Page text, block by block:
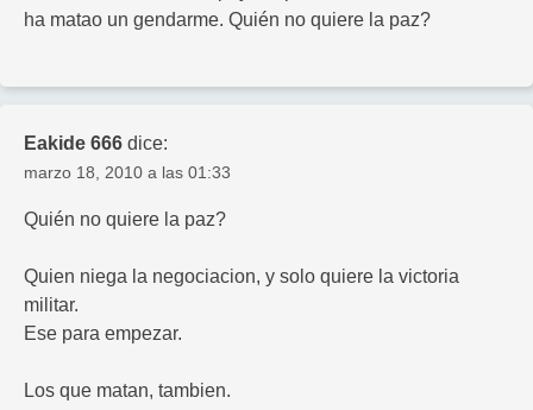
ha matao un gendarme. Quién no quiere la paz?
Eakide 666 dice:
marzo 18, 2010 a las 01:33
Quién no quiere la paz?
Quien niega la negociacion, y solo quiere la victoria
militar.
Ese para empezar.
Los que matan, tambien.